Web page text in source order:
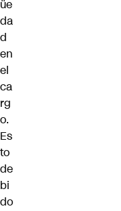
üe
da
d
en
el
ca
rg
o.
Es
to
de
bi
do